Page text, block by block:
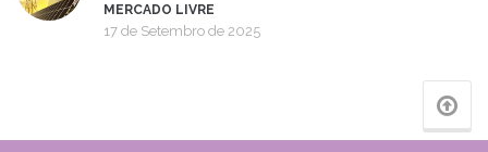
MERCADO LIVRE
17 de Setembro de 2025